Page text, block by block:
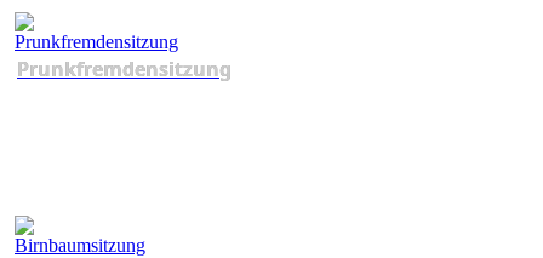
Prunkfremdensitzung